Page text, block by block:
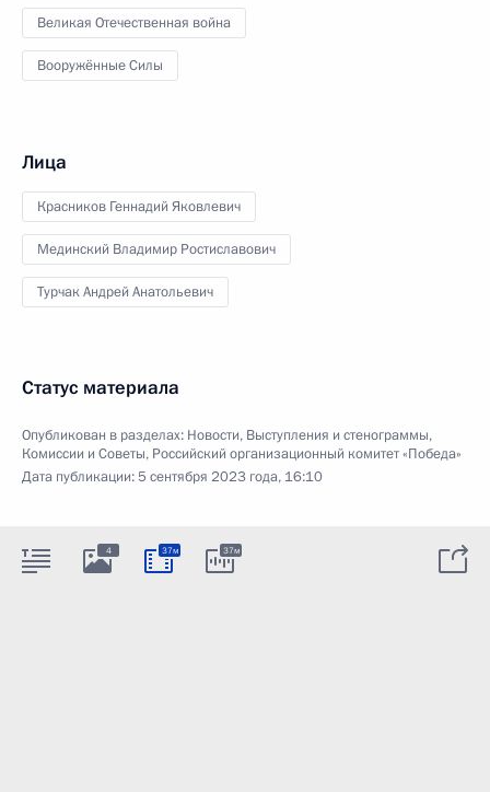
Великая Отечественная война
Вооружённые Силы
Лица
Красников Геннадий Яковлевич
Мединский Владимир Ростиславович
Турчак Андрей Анатольевич
Статус материала
Опубликован в разделах: Новости, Выступления и стенограммы,
Комиссии и Советы, Российский организационный комитет «Победа»
Дата публикации:5 сентября 2023 года, 16:10
4 37м 37м